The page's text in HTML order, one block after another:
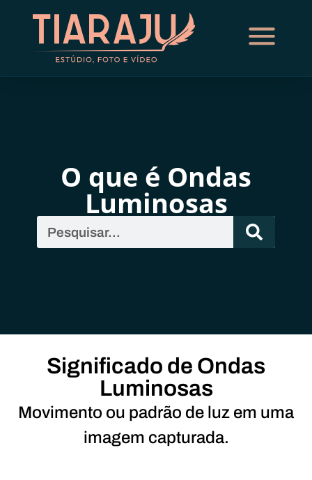
O que é Ondas
Luminosas
Significado de Ondas
Luminosas
Movimento ou padrão de luz em uma
imagem capturada.